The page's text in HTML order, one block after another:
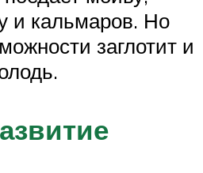
и кальмаров. Но
заглотит и